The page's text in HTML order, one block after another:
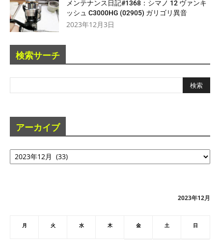
メンテナンス日記#1368：シマノ 12 ヴァンキ
ッシュ C3000HG (02905) ガリゴリ異音
2023年12月3日
検索サーチ
アーカイブ
ア
ー
2023年12月
月 火 水 木 金 土 日